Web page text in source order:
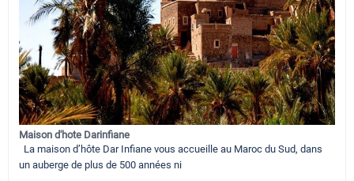
Maison d'hote Darinfiane
La maison d’hôte Dar Infiane vous accueille au Maroc du Sud, dans
un auberge de plus de 500 années ni